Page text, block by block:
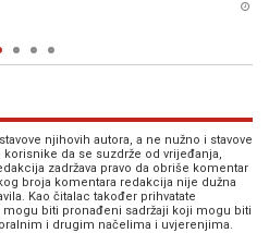
njihovih autora, a ne nužno i stavove
da se suzdrže od vrijeđanja,
zadržava pravo da obriše komentar
broja komentara redakcija nije dužna
Kao čitalac također prihvatate
biti pronađeni sadržaji koji mogu biti
i drugim načelima i uvjerenjima.